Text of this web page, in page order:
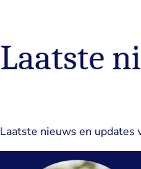
Laatste
Laatste nieuws en updates